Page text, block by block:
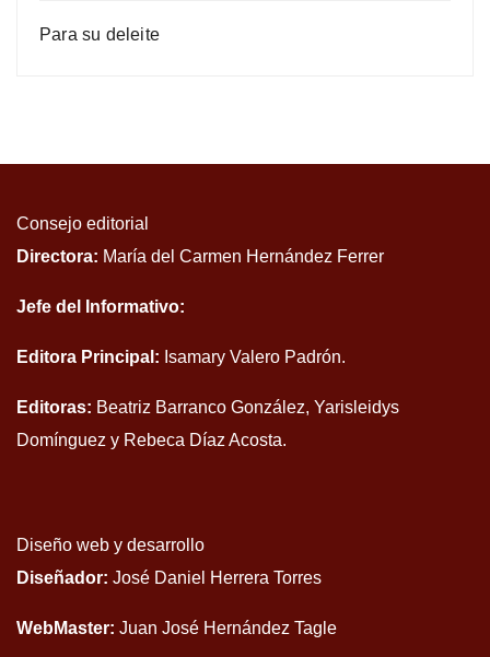
Para su deleite
Consejo editorial
Directora: María del Carmen Hernández Ferrer
Jefe del Informativo:
Editora Principal: Isamary Valero Padrón.
Editoras: Beatriz Barranco González, Yarisleidys
Domínguez y Rebeca Díaz Acosta.
Diseño web y desarrollo
Diseñador: José Daniel Herrera Torres
WebMaster: Juan José Hernández Tagle